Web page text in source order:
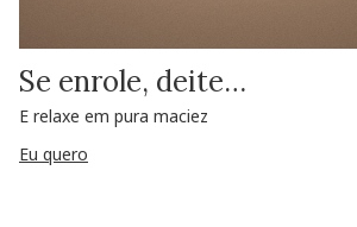
Se enrole, deite…
E relaxe em pura maciez
Eu quero